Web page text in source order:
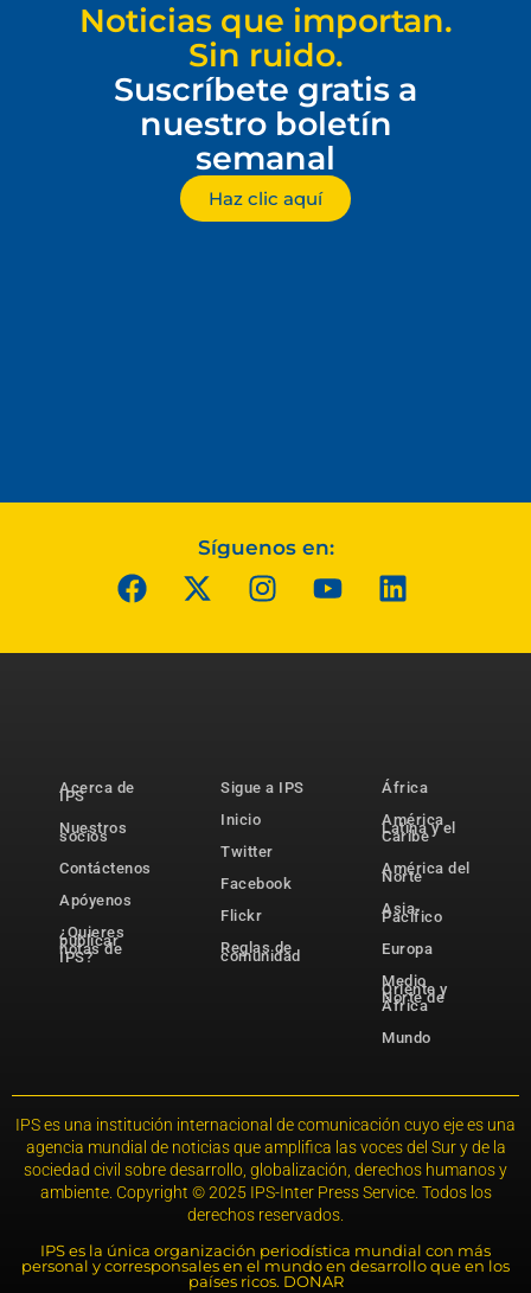
Noticias que importan.
Sin ruido.
Suscríbete gratis a
nuestro boletín
semanal
Haz clic aquí
Síguenos en:
Acerca de
IPS
Nuestros
socios
Contáctenos
Apóyenos
¿Quieres
publicar
notas de
IPS?
Sigue a IPS
Inicio
Twitter
Facebook
Flickr
Reglas de
comunidad
África
América
Latina y el
Caribe
América del
Norte
Asia-
Pacífico
Europa
Medio
Oriente y
Norte de
África
Mundo
IPS es una institución internacional de comunicación cuyo eje es una
agencia mundial de noticias que amplifica las voces del Sur y de la
sociedad civil sobre desarrollo, globalización, derechos humanos y
ambiente. Copyright © 2025 IPS-Inter Press Service. Todos los
derechos reservados.
IPS es la única organización periodística mundial con más
personal y corresponsales en el mundo en desarrollo que en los
países ricos. DONAR